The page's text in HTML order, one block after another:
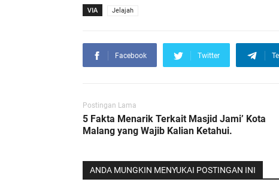
VIA Jelajah
Facebook Twitter
Postingan Lama
5 Fakta Menarik Terkait Masjid Jami’ Kota
Malang yang Wajib Kalian Ketahui.
ANDA MUNGKIN MENYUKAI POSTINGAN INI